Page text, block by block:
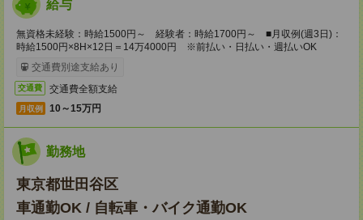
給与
無資格未経験：時給1500円～ 経験者：時給1700円～ ■月収例(週3日)：
時給1500円×8H×12日＝14万4000円 ※前払い・日払い・週払いOK
交通費別途支給あり
交通費 交通費全額支給
月収例 10～15万円
勤務地
東京都世田谷区
車通勤OK / 自転車・バイク通勤OK